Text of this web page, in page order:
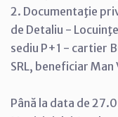
2. Documentaţie
de Detaliu -
sediu P+1 - cartier
SRL, beneficiar
Până la data de